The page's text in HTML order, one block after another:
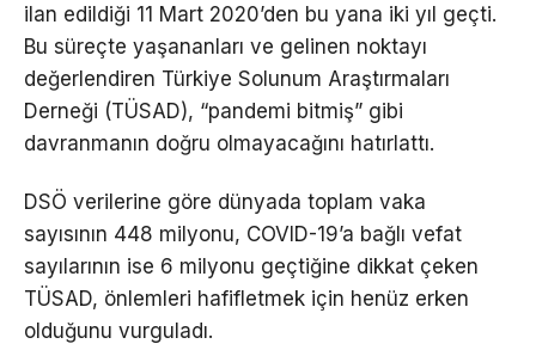
ilan edildiği 11 Mart 2020’den bu yana iki yıl geçti.
Bu süreçte yaşananları ve gelinen noktayı
değerlendiren Türkiye Solunum Araştırmaları
Derneği (TÜSAD), “pandemi bitmiş” gibi
davranmanın doğru olmayacağını hatırlattı.
DSÖ verilerine göre dünyada toplam vaka
sayısının 448 milyonu, COVID-19’a bağlı vefat
sayılarının ise 6 milyonu geçtiğine dikkat çeken
TÜSAD, önlemleri hafifletmek için henüz erken
olduğunu vurguladı.